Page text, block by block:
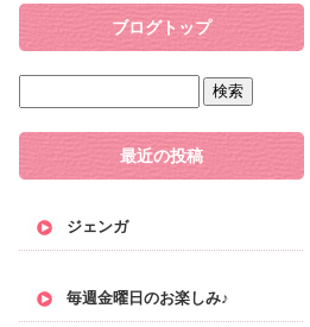
ブログトップ
最近の投稿
ジェンガ
毎週金曜日のお楽しみ♪